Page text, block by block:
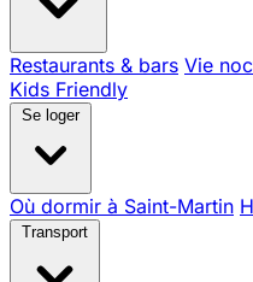
Restaurants & bars Vie
Kids Friendly
Se loger
Où dormir à Saint-Martin
Transport